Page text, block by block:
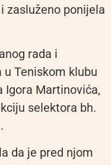
zasluženo ponijela
rada i
Teniskom klubu
Igora Martinovića,
selektora bh.
da je pred njom